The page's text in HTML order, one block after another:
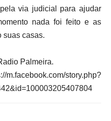
via judicial para ajudar
nada foi feito e as
suas casas.
Palmeira.
story.php?